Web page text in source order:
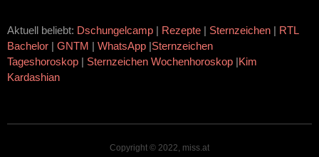
Aktuell beliebt: Dschungelcamp | Rezepte | Sternzeichen | RTL
Bachelor | GNTM | WhatsApp |Sternzeichen
Tageshoroskop | Sternzeichen Wochenhoroskop |Kim
Kardashian
Copyright © 2022, miss.at